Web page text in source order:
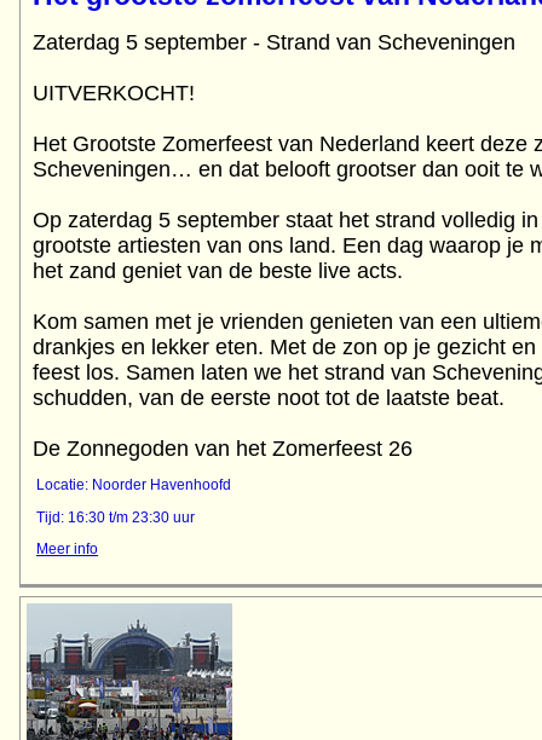
Zaterdag 5 september - Strand van Scheveningen
UITVERKOCHT!
Het Grootste Zomerfeest van Nederland keert deze
Scheveningen… en dat belooft grootser dan ooit te
Op zaterdag 5 september staat het strand volledig
grootste artiesten van ons land. Een dag waarop je
het zand geniet van de beste live acts.
Kom samen met je vrienden genieten van een
drankjes en lekker eten. Met de zon op je gezicht
feest los. Samen laten we het strand van
schudden, van de eerste noot tot de laatste beat.
De Zonnegoden van het Zomerfeest 26
Locatie: Noorder Havenhoofd
Tijd: 16:30 t/m 23:30 uur
Meer info